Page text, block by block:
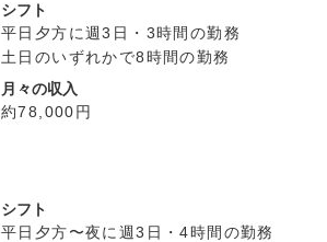
シフト
平日夕方に週3日・3時間の勤務
土日のいずれかで8時間の勤務
月々の収入
約78,000円
シフト
平日夕方〜夜に週3日・4時間の勤務